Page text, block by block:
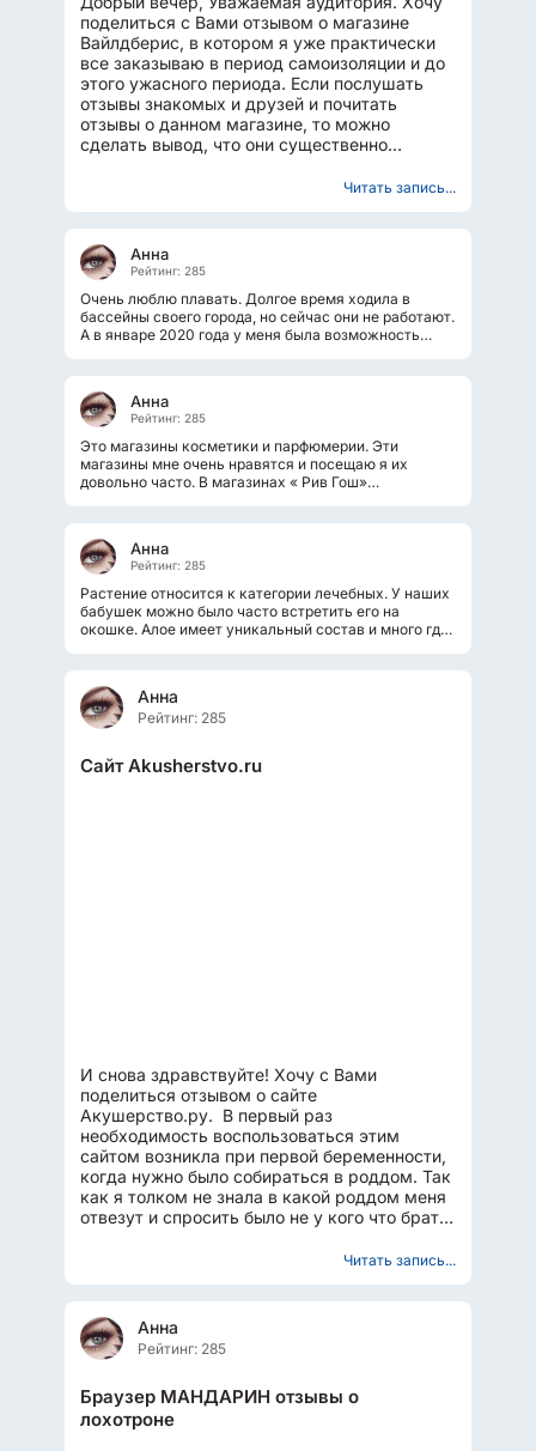
поделиться с Вами отзывом о магазине
Вайлдберис, в котором я уже практически
все заказываю в период самоизоляции и до
этого ужасного периода. Если послушать
отзывы знакомых и друзей и почитать
отзывы о данном магазине, то можно
сделать вывод, что они существенно
Читать запись...
Анна
Рейтинг: 285
Очень люблю плавать. Долгое время ходила в
бассейны своего города, но сейчас они не работают.
А в январе 2020 года у меня была возможность
Анна
Рейтинг: 285
Это магазины косметики и парфюмерии. Эти
магазины мне очень нравятся и посещаю я их
довольно часто. В магазинах « Рив Гош»
Анна
Рейтинг: 285
Растение относится к категории лечебных. У наших
бабушек можно было часто встретить его на
окошке. Алое имеет уникальный состав и много где
Анна
Рейтинг: 285
Сайт Akusherstvo.ru
И снова здравствуйте! Хочу с Вами
поделиться отзывом о сайте
Акушерство.ру. В первый раз
необходимость воспользоваться этим
сайтом возникла при первой беременности,
когда нужно было собираться в роддом. Так
как я толком не знала в какой роддом меня
отвезут и спросить было не у кого что брать
Читать запись...
Анна
Рейтинг: 285
Браузер МАНДАРИН отзывы о
лохотроне